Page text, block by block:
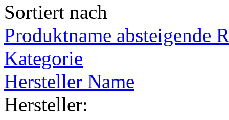
Sortiert nach
Produktname absteigende
Kategorie
Hersteller Name
Hersteller: